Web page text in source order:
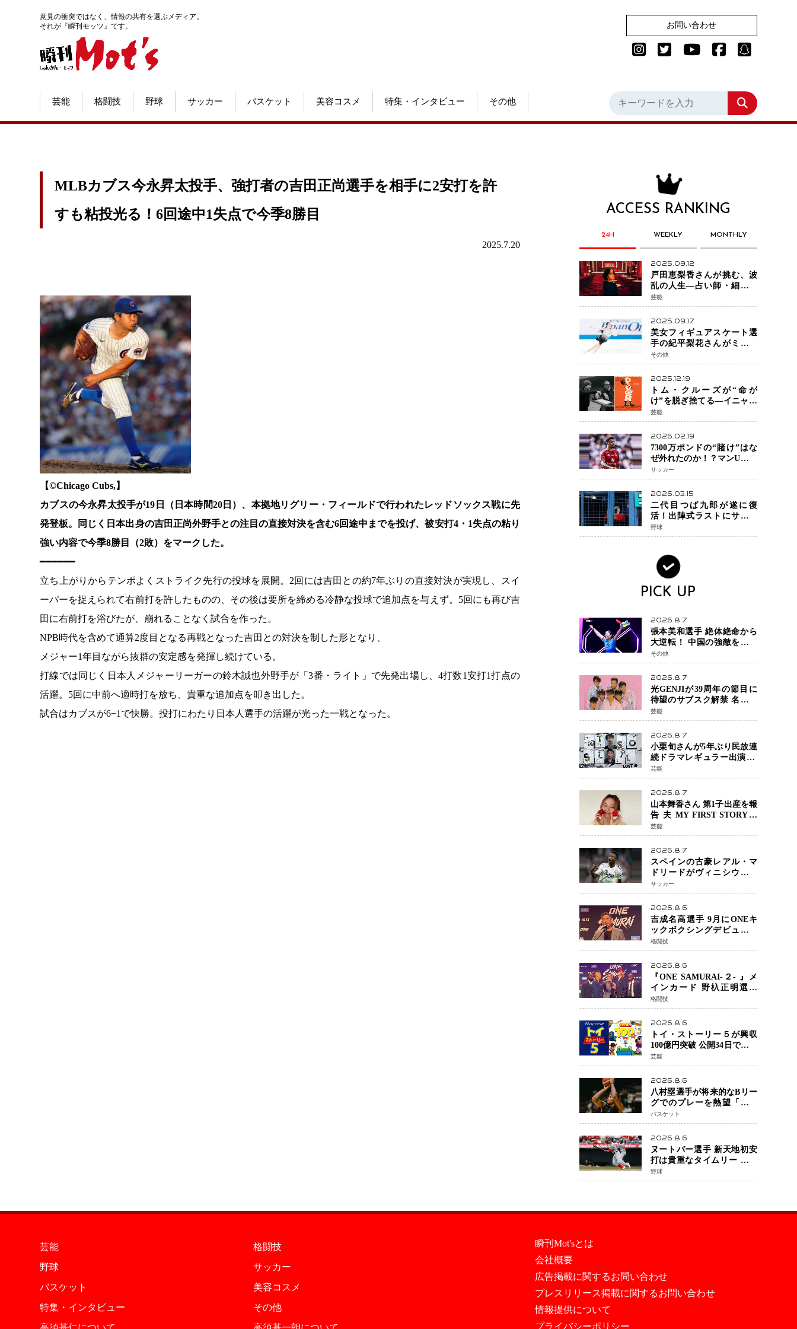
意見の衝突ではなく、情報の共有を選ぶメディア。
それが『瞬刊モッツ』です。
お問い合わせ
芸能 格闘技 野球 サッカー バスケット 美容コスメ 特集・インタビュー その他
MLBカブス今永昇太投手、強打者の吉田正尚選手を相手に2安打を許
すも粘投光る！6回途中1失点で今季8勝目
2025.7.20
【©️Chicago Cubs,】
カブスの今永昇太投手が19日（日本時間20日）、本拠地リグリー・フィールドで行われたレッドソックス戦に先
発登板。同じく日本出身の吉田正尚外野手との注目の直接対決を含む6回途中までを投げ、被安打4・1失点の粘り
強い内容で今季8勝目（2敗）をマークした。
━━━━━━
立ち上がりからテンポよくストライク先行の投球を展開。2回には吉田との約7年ぶりの直接対決が実現し、スイ
ーパーを捉えられて右前打を許したものの、その後は要所を締める冷静な投球で追加点を与えず。5回にも再び吉
田に右前打を浴びたが、崩れることなく試合を作った。
NPB時代を含めて通算2度目となる再戦となった吉田との対決を制した形となり、
メジャー1年目ながら抜群の安定感を発揮し続けている。
打線では同じく日本人メジャーリーガーの鈴木誠也外野手が「3番・ライト」で先発出場し、4打数1安打1打点の
活躍。5回に中前へ適時打を放ち、貴重な追加点を叩き出した。
試合はカブスが6−1で快勝。投打にわたり日本人選手の活躍が光った一戦となった。
ACCESS RANKING
24H WEEKLY MONTHLY
2025.09.12
戸田恵梨香さんが挑む、波
乱の人生―占い師・細木数
子をNetflixで実写化
芸能
2025.09.17
美女フィギュアスケート選
手の紀平梨花さんがミラノ
五輪出場断念 中部選手権欠
場を発表「安全最優先の判
断」
その他
2025.12.19
トム・クルーズが“命が
け”を脱ぎ捨てる―イニャリ
トゥ監督と挑む前代未聞の
大惨事コメディ「DIGGER
ディガー」始動
芸能
2026.02.19
7300万ポンドの“賭け”はな
ぜ外れたのか！？マンU、サ
ンチョをフリー放出
へ・・・補強戦略の転換点
に
サッカー
2026.03.15
二代目つば九郎が遂に復
活！出陣式ラストにサプラ
イズ登場で神宮が歓喜
野球
PICK UP
2026.8.7
張本美和選手 絶体絶命から
大逆転！ 中国の強敵を撃破
しWTT横浜でベスト8進出
その他
2026.8.7
光GENJIが39周年の節目に
待望のサブスク解禁 名曲の
数々がデジタル配信へ 40周
年へ向け1年間で全作品を順
次公開
芸能
2026.8.7
小栗旬さんが5年ぶり民放連
続ドラマレギュラー出演 横
浜流星さんと初共演
『LOST10』で異色バディ結
成
芸能
2026.8.7
山本舞香さん 第1子出産を報
告 夫 MY FIRST STORYの
Hiroさんとの新たな家族生
活「母子ともに健康」
芸能
2026.8.7
スペインの古豪レアル・マ
ドリードがヴィニシウス選
手との契約を2032年まで延
長 長期交渉が決着 年俸は約
43億円と現地報道
サッカー
2026.8.6
吉成名高選手 9月にONEキ
ックボクシングデビュー決
定 チャトリCEOがサプライ
ズ発表 2カ月連続参戦へ
格闘技
2026.8.6
『ONE SAMURAI-２- 』メ
インカード 野杁正明選手
「彼を倒して勝つ」 リウ・
メンヤンとの因縁に決着へ
再起を懸けたONEフェザー
級トーナメント初戦
格闘技
2026.8.6
トイ・ストーリー５が興収
100億円突破 公開34日でピク
サー作品 史上最速 日本歴代
シリーズ最高更新も目前
芸能
2026.8.6
八村塁選手が将来的なBリー
グでのプレーを熱望「一つ
の夢ですね」スター帰還が
リーグ価値を押し上げる可
能性
バスケット
2026.8.6
ヌートバー選手 新天地初安
打は貴重なタイムリー 本拠
地ファンが大歓声 笑顔で歓
喜
野球
芸能
格闘技
野球
サッカー
バスケット
美容コスメ
特集・インタビュー
その他
瞬刊Mot'sとは
会社概要
広告掲載に関するお問い合わせ
プレスリリース掲載に関するお問い合わせ
情報提供について
プライバシーポリシー